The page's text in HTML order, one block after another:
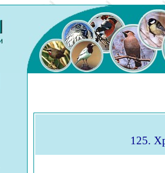
125.